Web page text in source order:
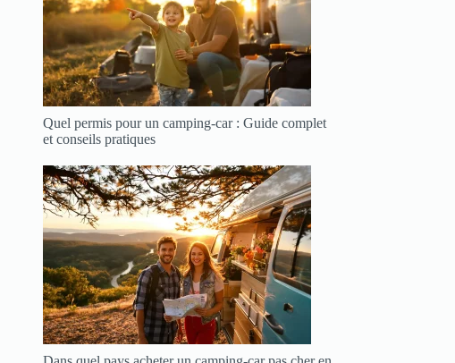
Quel permis pour un camping-car : Guide complet
et conseils pratiques